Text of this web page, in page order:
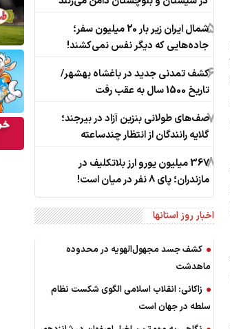
5
شمال ایران زیر بار 20 میلیون سفر؛
جاده‌هایی که دیگر نفس نمی‌کشند!
6کشف تمدنی جدید در باغشاه بهشهر/
تاریخ 1500 سال به عقب رفت
7صف‌های طولانی بنزین آزاد در بیرجند؛
گلایه رانندگان از انتظار چندساعته
8
367 میلیون یورو ارز بلاتکلیف در
مازندران؛ پای 8 نفر در میان است!
اخبار روز استانها
کشف جسد مجهول‌الهویه در محدوده
ماهدشت
زاکانی: انقلاب اسلامی الگوی شکست نظام
سلطه در جهان است